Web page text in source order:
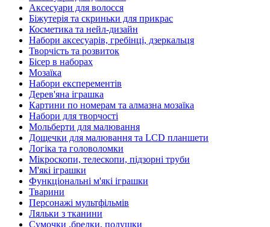
Аксесуари для волосся
Біжутерія та скриньки для прикрас
Косметика та нейл-дизайн
Набори аксесуарів, гребінці, дзеркальця
Творчість та розвиток
Бісер в наборах
Мозаїка
Набори експерементів
Дерев'яна іграшка
Картини по номерам та алмазна мозаїка
Набори для творчості
Мольберти для малювання
Дощечки для малювання та LCD планшети
Логіка та головоломки
Мікроскопи, телескопи, підзорні труби
М'які іграшки
Функціональні м'які іграшки
Тварини
Персонажі мультфільмів
Ляльки з тканини
Сумочки ,брелки, подушки